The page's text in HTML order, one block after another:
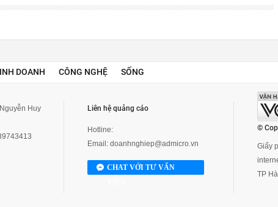
DOANH CÔNG NGHỆ SỐNG
Huy
Liên hệ quảng cáo
Hotline:
Email: doanhnghiep@admicro.vn
CHAT VỚI TƯ VẤN
©
Giấy
TP